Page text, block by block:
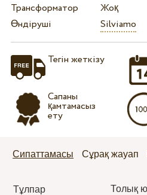
Трансформатор
Жоқ
Өндіруші
Silviamo
Тегін жеткізу
Сапаны
қамтамасыз
ету
Сипаттамасы Сұрақ жауап
Тұлпар
Толық